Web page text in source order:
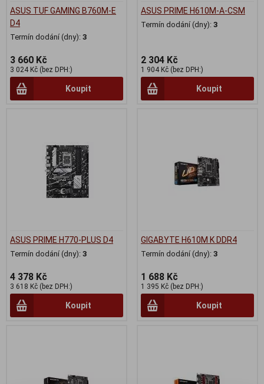
ASUS TUF GAMING B760M-E
D4
Termín dodání (dny): 3
3 660 Kč
3 024 Kč (bez DPH:)
Koupit
ASUS PRIME H610M-A-CSM
Termín dodání (dny): 3
2 304 Kč
1 904 Kč (bez DPH:)
Koupit
ASUS PRIME H770-PLUS D4
Termín dodání (dny): 3
4 378 Kč
3 618 Kč (bez DPH:)
Koupit
GIGABYTE H610M K DDR4
Termín dodání (dny): 3
1 688 Kč
1 395 Kč (bez DPH:)
Koupit